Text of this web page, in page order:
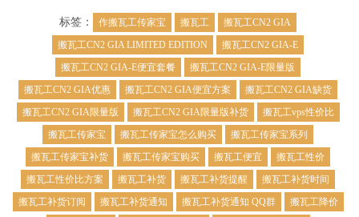
标签： 作搬瓦工传家宝 搬瓦工
搬瓦工CN2 GIA
搬瓦工CN2 GIA LIMITED EDITION
搬瓦工CN2 GIA-E
搬瓦工CN2 GIA-E便宜套餐
搬瓦工CN2 GIA-E限量版
搬瓦工CN2 GIA优惠
搬瓦工CN2 GIA便宜方案
搬瓦工CN2 GIA缺货
搬瓦工CN2 GIA限量版
搬瓦工CN2 GIA限量版补货
搬瓦工vps性价比
搬瓦工传家宝
搬瓦工传家宝怎么购买
搬瓦工传家宝系列
搬瓦工传家宝补货
搬瓦工传家宝购买 搬瓦工便宜
搬瓦工性价
搬瓦工性价比方案
搬瓦工补货 搬瓦工补货提醒
搬瓦工补货时间
搬瓦工补货订阅
搬瓦工补货通知 搬瓦工补货通知 QQ群
搬瓦工降价